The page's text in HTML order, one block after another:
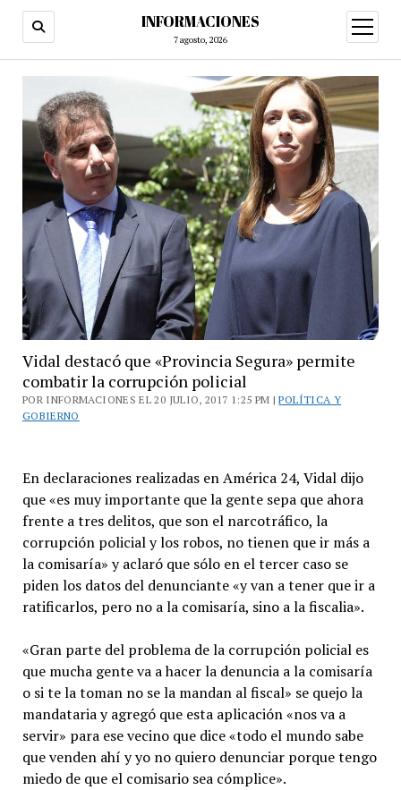
INFORMACIONES
7 agosto, 2026
abrir
menú
Vidal destacó que «Provincia Segura» permite
combatir la corrupción policial
POR INFORMACIONES EL 20 JULIO, 2017 1:25 PM |POLÍTICA Y
GOBIERNO
En declaraciones realizadas en América 24, Vidal dijo
que «es muy importante que la gente sepa que ahora
frente a tres delitos, que son el narcotráfico, la
corrupción policial y los robos, no tienen que ir más a
la comisaría» y aclaró que sólo en el tercer caso se
piden los datos del denunciante «y van a tener que ir a
ratificarlos, pero no a la comisaría, sino a la fiscalia».
«Gran parte del problema de la corrupción policial es
que mucha gente va a hacer la denuncia a la comisaría
o si te la toman no se la mandan al fiscal» se quejo la
mandataria y agregó que esta aplicación «nos va a
servir» para ese vecino que dice «todo el mundo sabe
que venden ahí y yo no quiero denunciar porque tengo
miedo de que el comisario sea cómplice».